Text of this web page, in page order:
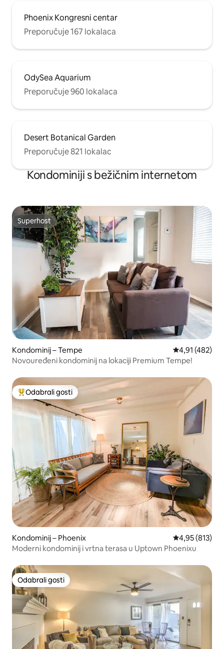
Phoenix Kongresni centar
Preporučuje 167 lokalaca
OdySea Aquarium
Preporučuje 960 lokalaca
Desert Botanical Garden
Preporučuje 821 lokalac
Kondominiji s bežičnim internetom
Superhost
Superhost
Kondominij – Tempe Prosječna
4,91 (482)
Novouređeni kondominij na lokaciji Premium Tempe!
Među najviše rangiranima s oznakom „Odabrali gosti”
Odabrali gosti
Kondominij – Phoenix Prosječna
4,95 (813)
Moderni kondominij i vrtna terasa u Uptown Phoenixu
Odabrali gosti
Odabrali gosti